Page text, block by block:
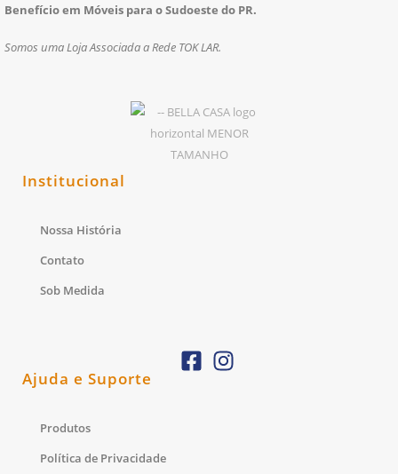
Benefício em Móveis para o Sudoeste do PR.
Somos uma Loja Associada a Rede TOK LAR.
Institucional
Nossa História
Contato
Sob Medida
Ajuda e Suporte
Produtos
Política de Privacidade